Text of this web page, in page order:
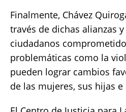
Finalmente, Chávez
través de dichas alianzas
ciudadanos
problemáticas como la
pueden lograr cambios
de las mujeres, sus hijas e